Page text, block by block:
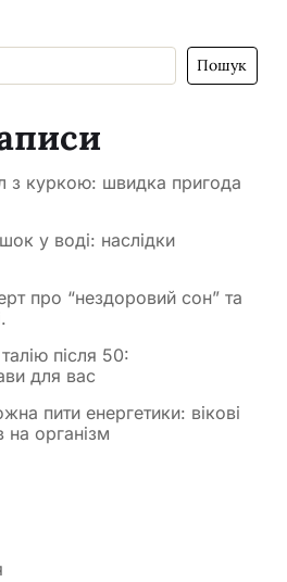
Пошук
з куркою: швидка пригода
у воді: наслідки
про “нездоровий сон” та
після 50:
для вас
пити енергетики: вікові
організм